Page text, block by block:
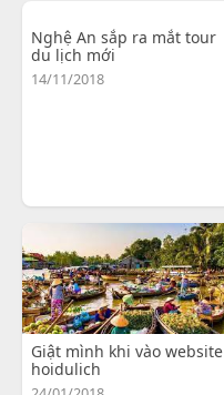
Nghệ An sắp ra mắt tour
du lịch mới
14/11/2018
Giật mình khi vào website
hoidulich